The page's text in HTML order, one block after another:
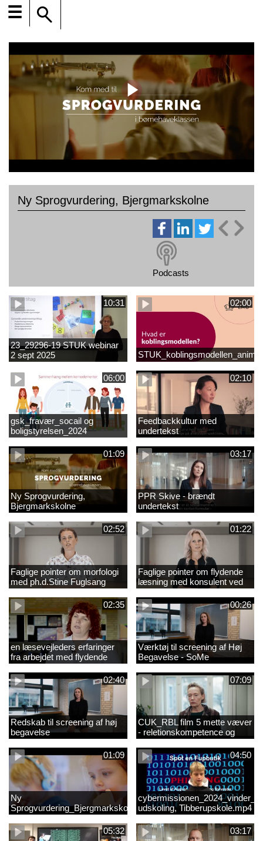
☰
Ny Sprogvurdering, Bjergmarkskolne
Podcasts
10:31
23_29296-19 STUK webinar
2 sept 2025
1889337_1_1.MP4
02:00
06:00
gsk_fravær_socail og
boligstyrelsen_2024
02:10
Feedbackkultur med
undertekst
01:09
Ny Sprogvurdering,
Bjergmarkskolne
03:17
PPR Skive - brændt
undertekst
02:52
Faglige pointer om morfologi
med ph.d.Stine Fuglsang
Engmose
01:22
Faglige pointer om flydende
læsning med konsulent ved
CFU Louise Duus
02:35
en læsevejleders erfaringer
fra arbejdet med flydende
læsning
00:26
Værktøj til screening af Høj
Begavelse - SoMe
02:40
Redskab til screening af høj
begavelse
07:09
CUK_RBL film 5 mette væver
- reletionskompetence og
børn i udsatte positioner.
01:09
Ny
Sprogvurdering_Bjergmarkskolne_CUK
04:50
udskoling, Tibberupskole.mp4
05:32 03:17